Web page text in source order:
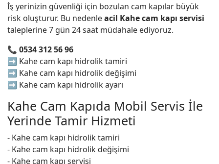
İş yerinizin güvenliği için bozulan cam kapılar büyük
risk oluşturur. Bu nedenleacil Kahe cam kapı servisi
taleplerine 7 gün 24 saat müdahale ediyoruz.
📞 0534 312 56 96
➡️ Kahe cam kapı hidrolik tamiri
➡️ Kahe cam kapı hidrolik değişimi
➡️ Kahe cam kapı hidrolik ayarı
Kahe Cam Kapıda Mobil Servis İle
Yerinde Tamir Hizmeti
- Kahe cam kapı hidrolik tamiri
- Kahe cam kapı hidrolik değişimi
- Kahe cam kapı servisi